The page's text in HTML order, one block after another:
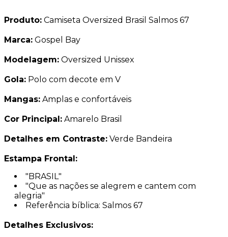
Produto: Camiseta Oversized Brasil Salmos 67
Marca: Gospel Bay
Modelagem: Oversized Unissex
Gola: Polo com decote em V
Mangas: Amplas e confortáveis
Cor Principal: Amarelo Brasil
Detalhes em Contraste: Verde Bandeira
Estampa Frontal:
"BRASIL"
"Que as nações se alegrem e cantem com
alegria"
Referência bíblica: Salmos 67
Detalhes Exclusivos: